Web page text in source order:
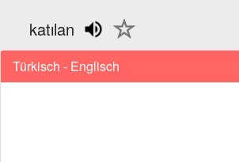
katılan
Türkisch - Englisch